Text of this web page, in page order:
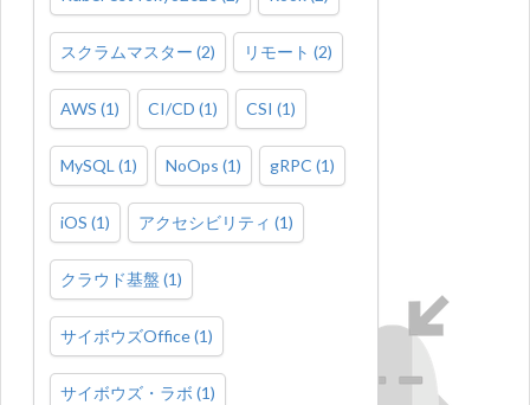
スクラムマスター (2) リモート (2)
AWS (1) CI/CD (1) CSI (1)
MySQL (1) NoOps (1) gRPC (1)
iOS (1) アクセシビリティ (1)
クラウド基盤 (1)
サイボウズOffice(1)
サイボウズ・ラボ (1)